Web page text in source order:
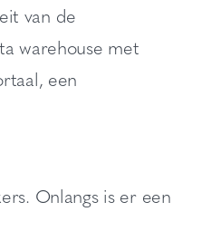
van de
warehouse met
een
Onlangs is er een